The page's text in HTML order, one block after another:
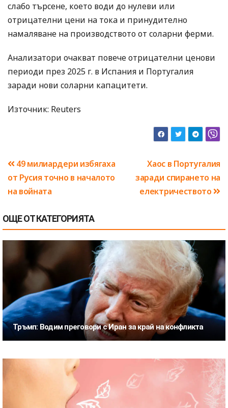
слабо търсене, което води до нулеви или
отрицателни цени на тока и принудително
намаляване на производството от соларни ферми.
Анализатори очакват повече отрицателни ценови
периоди през 2025 г. в Испания и Португалия
заради нови соларни капацитети.
Източник: Reuters
Навигация
Хаос в Португалия
заради спирането на
електричеството
49 милиардери избягаха
от Русия точно в началото
на войната
ОЩЕ ОТ КАТЕГОРИЯТА
Тръмп: Водим преговори с Иран за край на конфликта